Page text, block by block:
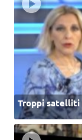
Troppi satelliti